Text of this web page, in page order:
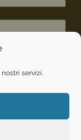
servizi.